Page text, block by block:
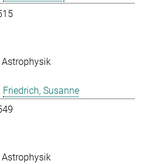
Astrophysik
Friedrich, Susanne
Astrophysik